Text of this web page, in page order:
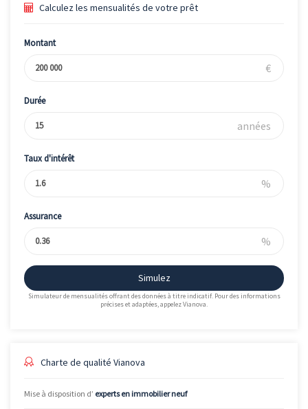
Calculez les mensualités de votre prêt
Montant
€
Durée
années
Taux d'intérêt
%
Assurance
%
Simulez
Simulateur de mensualités offrant des données à titre indicatif. Pour des informations
précises et adaptées, appelez Vianova.
Charte de qualité Vianova
Mise à disposition d’ experts en immobilier neuf